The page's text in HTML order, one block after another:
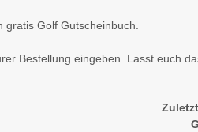
Golf Gutscheinbuch.
Bestellung eingeben. Lasst euch